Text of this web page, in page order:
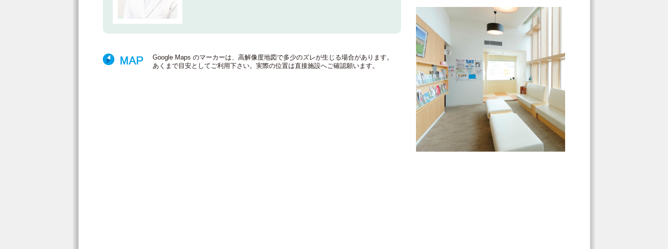
Google Maps のマーカーは、高解像度地図で多少のズレが生じる場合があります。
あくまで目安としてご利用下さい。実際の位置は直接施設へご確認願います。